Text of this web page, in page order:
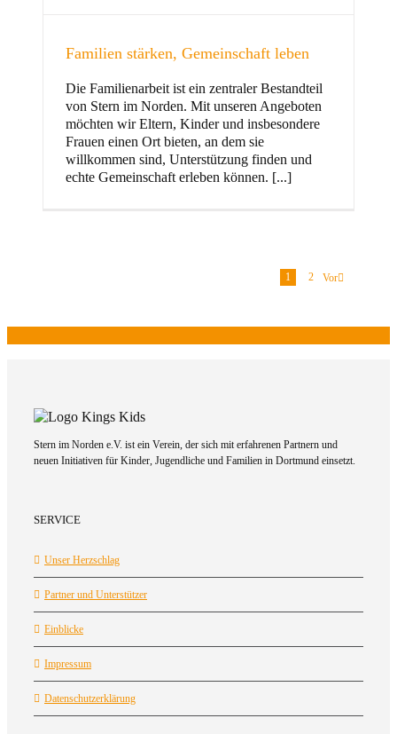
Familien stärken, Gemeinschaft leben
Die Familienarbeit ist ein zentraler Bestandteil
von Stern im Norden. Mit unseren Angeboten
möchten wir Eltern, Kinder und insbesondere
Frauen einen Ort bieten, an dem sie
willkommen sind, Unterstützung finden und
echte Gemeinschaft erleben können. [...]
1 2 Vor
Stern im Norden e.V. ist ein Verein, der sich mit erfahrenen Partnern und
neuen Initiativen für Kinder, Jugendliche und Familien in Dortmund einsetzt.
SERVICE
Unser Herzschlag
Partner und Unterstützer
Einblicke
Impressum
Datenschutzerklärung